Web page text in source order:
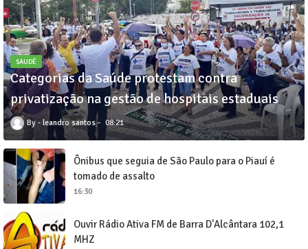
SAUDÊ
Categorias da Saúde protestam contra
privatização na gestão de hospitais estaduais
leandro santos 08:21
Ônibus que seguia de São Paulo para o Piauí é
tomado de assalto
16:30
Ouvir Rádio Ativa FM de Barra D'Alcântara 102,1
MHZ